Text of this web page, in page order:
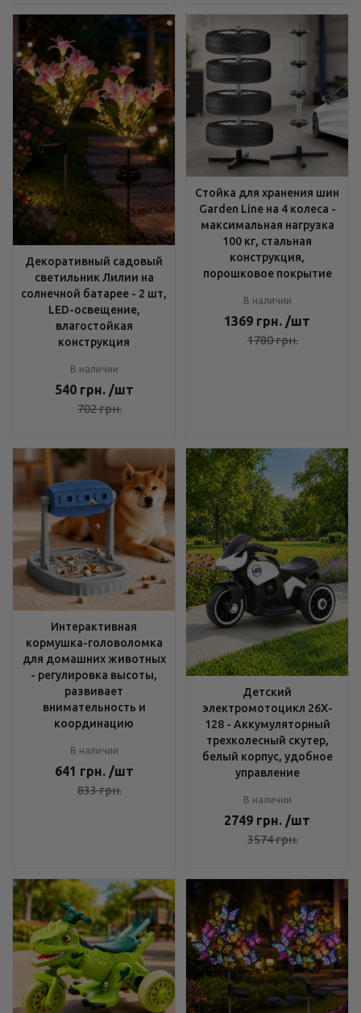
Декоративный садовый
светильник Лилии на
солнечной батарее - 2 шт,
LED-освещение,
влагостойкая
конструкция
В наличии
540 грн. /шт
702грн.
Стойка для хранения шин
Garden Line на 4 колеса -
максимальная нагрузка
100 кг, стальная
конструкция,
порошковое покрытие
В наличии
1369 грн. /шт
1780грн.
Интерактивная
кормушка-головоломка
для домашних животных
- регулировка высоты,
развивает
внимательность и
координацию
В наличии
641 грн. /шт
833грн.
Детский
электромотоцикл 26X-
128 - Аккумуляторный
трехколесный скутер,
белый корпус, удобное
управление
В наличии
2749 грн. /шт
3574грн.